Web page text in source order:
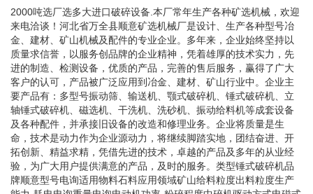
2000吨选厂选多大进口破碎设备.本厂常年生产各种矿选机械，欢迎
来电洽谈！河北省万全县顺意矿选机械厂是设计、生产各种型号冶
金、建材、矿山机械及配件的专业企业。多年来，企业始终坚持以
质量求信誉，以服务创品牌的企业精神，凭着雄厚的技术实力，先
进的制造、检测设备，优质的产品，完善的售后服务，赢得了广大
客户的认可，产品被广泛应用到冶金、建材、矿山行业中。企业主
要产品有：多型号振动筛、输送机、颚式破碎机、锤式破碎机、立
轴锤式破碎机、磁选机、干洗机、洗砂机、振动给料机等成套设备
及各种配件，并承接旧设备的改造和修理业务。企业将质量是生
命，技术是动力作为企业源动力，将继续脚踏实地，团结奋进、开
拓创新、精益求精，凭借先进的技术，卓越的产品及多年的从业经
验，为广大用户提供满意的产品，及时的服务。类型锤式破碎机品
牌顺意型号电询适用物料石料应用领域矿山给料粒度出料粒度生产